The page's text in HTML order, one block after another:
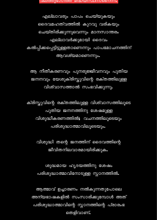
എല്ലാവരും പാപം ചെയ്യുകയും
ദൈവമഹത്വത്തിൽ കുറവു വരികയും
ചെയ്തിരിക്കുന്നുവെന്നും മാനസാന്തരം
എല്ലാവർക്കുമായി ദൈവം
കൽപ്പിക്കപ്പെട്ടിട്ടുള്ളതാണെന്നും പാപമോചനത്തിന്
ആവശ്യമാണെന്നും.
ആ നീതീകരണവും പുനരുജ്ജീവനവും പുതിയ
ജനനവും യേശുക്രിസ്തുവിന്റെ രക്തത്തിലുള്ള
വിശ്വാസത്താൽ സംഭവിക്കുന്നു.
ക്രിസ്തുവിന്റെ രക്തത്തിലുള്ള വിശ്വാസത്തിലൂടെ
പുതിയ ജനനത്തിനു ശേഷമുള്ള
വിശുദ്ധീകരണത്തിൽ; വചനത്തിലൂടെയും
പരിശുദ്ധാത്മാവിലൂടെയും.
വിശുദ്ധി തന്റെ ജനത്തിന് ദൈവത്തിന്റെ
ജീവിതനിലവാരമായിരിക്കുക.
ശുദ്ധമായ ഹൃദയത്തിനു ശേഷം
പരിശുദ്ധാത്മാവിനോടുള്ള സ്നാനത്തിൽ.
ആത്മാവ് ഉച്ചാരണം നൽകുന്നതുപോലെ
അന്യഭാഷകളിൽ സംസാരിക്കുമ്പോൾ അത്
പരിശുദ്ധാത്മാവിന്റെ സ്നാനത്തിന്റെ പ്രാരംഭ
തെളിവാണ്.